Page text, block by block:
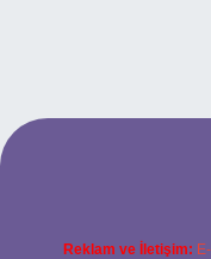
Reklam ve İletişim: